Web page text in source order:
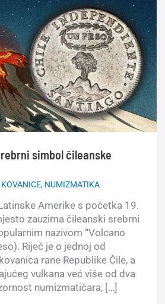
simbol čileanske
KOVANICE, NUMIZMATIKA
Amerike s početka 19.
zauzima čileanski srebrni
nazivom “Volcano
Riječ je o jednoj od
rane Republike Čile, a
vulkana već više od dva
numizmatičara, […]